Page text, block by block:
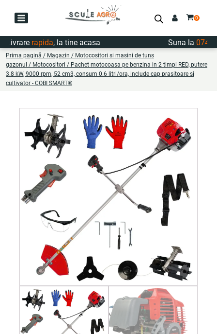
rapida, la tine acasa Suna la
Prima pagină / Magazin / Motocositori si masini de tuns
gazonul / Motocositori / Pachet motocoasa pe benzina in 2 timpi RED, putere
3.8 kW, 9000 rpm, 52 cm3, consum 0.6 litri/ora, include cap prasitoare si
cultivator - COBI SMART®